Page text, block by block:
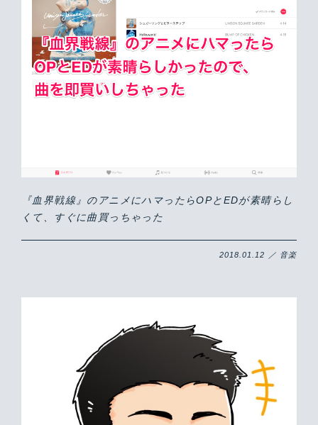
『血界戦線』のアニメにハマったらOPとEDが素晴らし
くて、すぐに曲買っちゃった
2018.01.12 ／ 音楽
/home/yutastmf/yutas.net/public_html/wp/wp-content/themes/yutas2018/include/nav.php 29